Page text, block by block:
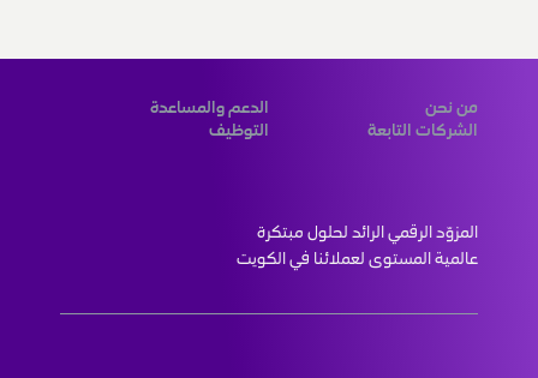
من نحن
الدعم والمساعدة
الشركات التابعة
التوظيف
عالمية المستوى لعملائنا في الكويت